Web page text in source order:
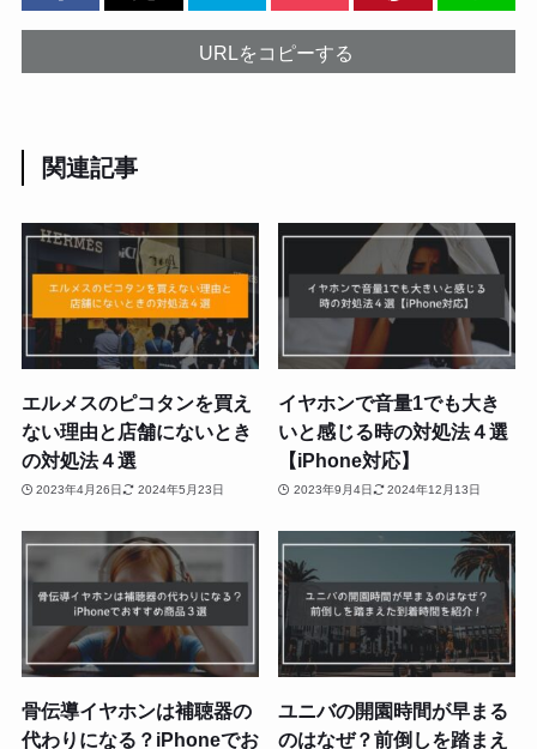
URLをコピーする
関連記事
エルメスのピコタンを買え
ない理由と店舗にないとき
の対処法４選
2023年4月26日 2024年5月23日
イヤホンで音量1でも大き
いと感じる時の対処法４選
【iPhone対応】
2023年9月4日 2024年12月13日
骨伝導イヤホンは補聴器の
代わりになる？iPhoneでお
ユニバの開園時間が早まる
のはなぜ？前倒しを踏まえ